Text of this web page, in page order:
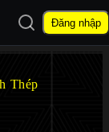
Mở tìm kiếmĐăng nhập
Thép